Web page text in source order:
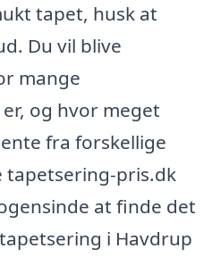
tapet, husk at
Du vil blive
mange
og hvor meget
fra forskellige
tapetsering-pris.dk
at finde det
i Havdrup